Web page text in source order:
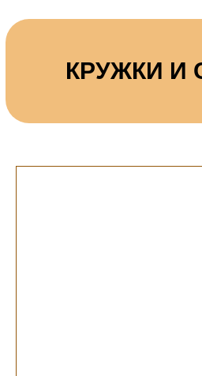
КРУЖКИ И